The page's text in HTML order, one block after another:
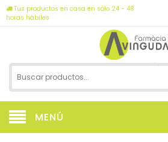
Tus productos en casa en sólo 24 - 48
horas hábiles
MENÚ